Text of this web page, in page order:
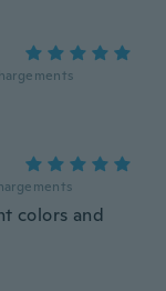
colors and